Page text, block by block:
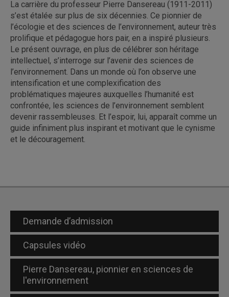
La carrière du professeur Pierre Dansereau (1911-2011)
s’est étalée sur plus de six décennies. Ce pionnier de
l’écologie et des sciences de l’environnement, auteur très
prolifique et pédagogue hors pair, en a inspiré plusieurs.
Le présent ouvrage, en plus de célébrer son héritage
intellectuel, s’interroge sur l’avenir des sciences de
l’environnement. Dans un monde où l’on observe une
intensification et une complexification des
problématiques majeures auxquelles l’humanité est
confrontée, les sciences de l’environnement semblent
devenir rassembleuses. Et l’espoir, lui, apparaît comme un
guide infiniment plus inspirant et motivant que le cynisme
et le découragement.
Demande d’admission
Capsules vidéo
Pierre Dansereau, pionnier en sciences de
l'environnement